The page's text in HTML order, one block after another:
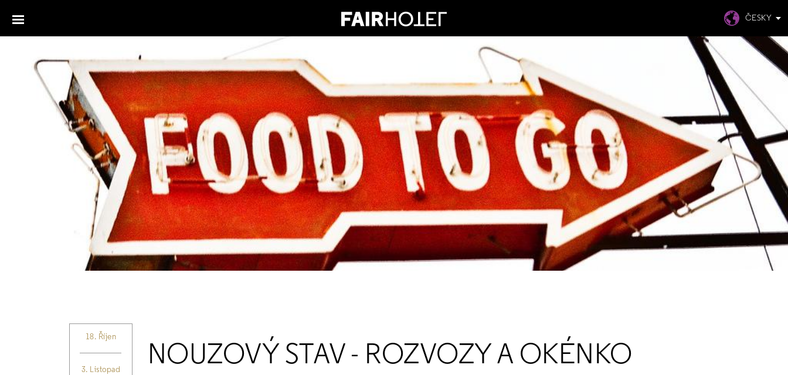
ČESKY
18. Říjen
3. Listopad NOUZOVÝ STAV - ROZVOZY A OKÉNKO